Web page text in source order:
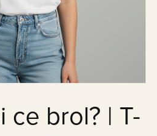
ce brol? | T-